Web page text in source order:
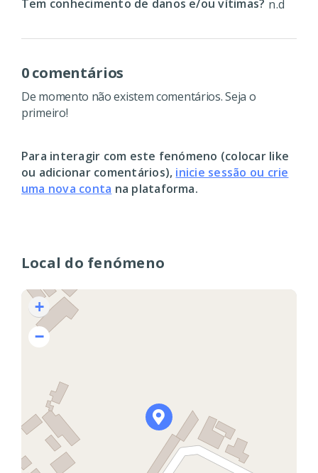
Local do fenómeno
+
−
Tem conhecimento de danos e/ou vítimas? n.d
0 comentários
De momento não existem comentários. Seja o
primeiro!
Para interagir com este fenómeno (colocar like
ou adicionar comentários), inicie sessão ou crie
uma nova conta na plataforma.